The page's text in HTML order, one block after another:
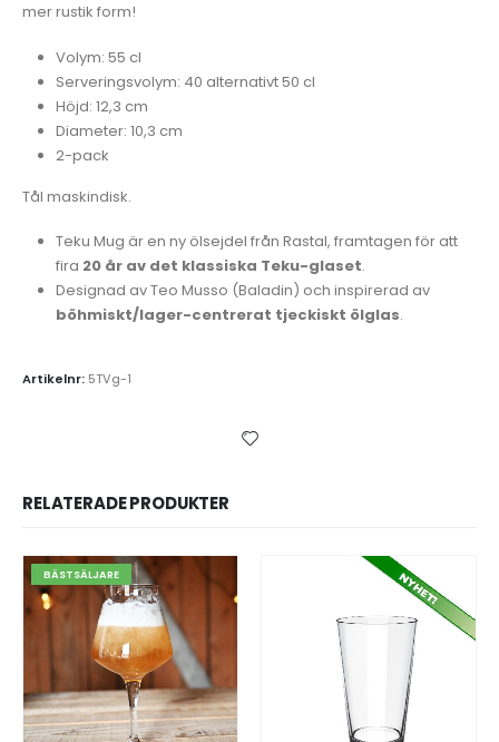
mer rustik form!
Volym: 55 cl
Serveringsvolym: 40 alternativt 50 cl
Höjd: 12,3 cm
Diameter: 10,3 cm
2-pack
Tål maskindisk.
Teku Mug är en ny ölsejdel från Rastal, framtagen för att
fira 20 år av det klassiska Teku-glaset.
Designad av Teo Musso (Baladin) och inspirerad av
böhmiskt/lager-centrerat tjeckiskt ölglas.
Artikelnr: 5TVg-1
RELATERADE PRODUKTER
BÄSTSÄLJARE